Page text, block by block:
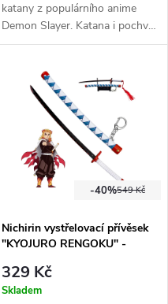
katany z populárního anime
Demon Slayer. Katana i pochva
jsou z hliníkové slitiny, meč po
lze stisknutím tlačítka odjistit a
katana z pochvy "vystřelí".
549 Kč
-40%
Nichirin vystřelovací přívěsek
"KYOJURO RENGOKU" -
329 Kč
Skladem